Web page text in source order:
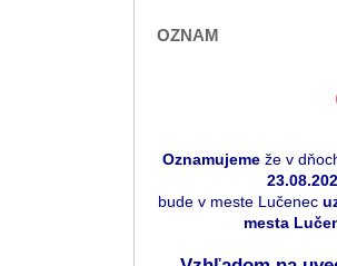
OZNAM
Oznamujeme že v
bude v meste Lučenec
mesta